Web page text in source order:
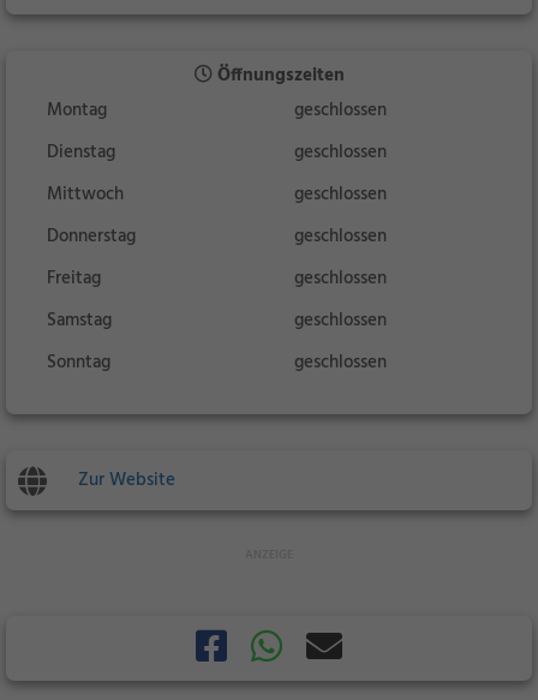
Öffnungszeiten
Montag
geschlossen
Dienstag
geschlossen
Mittwoch
geschlossen
Donnerstag
geschlossen
Freitag
geschlossen
Samstag
geschlossen
Sonntag
geschlossen
Zur Website